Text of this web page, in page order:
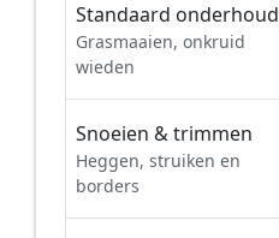
Standaard onderhoud
Grasmaaien, onkruid
wieden
Snoeien & trimmen
Heggen, struiken en
borders